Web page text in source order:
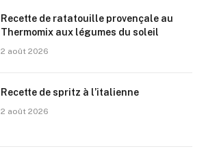
Recette de ratatouille provençale au
Thermomix aux légumes du soleil
2 août 2026
Recette de spritz à l’italienne
2 août 2026